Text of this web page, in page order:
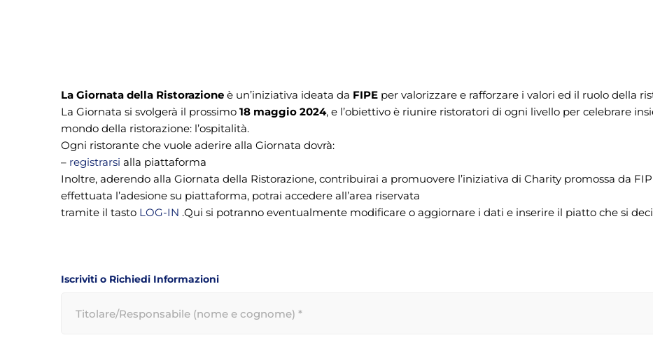
La Giornata della Ristorazione è un’iniziativa ideata da FIPE per valorizzare e rafforzare i valori ed il ruolo della
La Giornata si svolgerà il prossimo 18 maggio 2024, e l’obiettivo è riunire ristoratori di ogni livello per celebrare
mondo della ristorazione: l’ospitalità.
Ogni ristorante che vuole aderire alla Giornata dovrà:
– registrarsi alla piattaforma
Inoltre, aderendo alla Giornata della Ristorazione, contribuirai a promuovere l’iniziativa di Charity promossa da
effettuata l’adesione su piattaforma, potrai accedere all’area riservata
tramite il tasto LOG-IN .Qui si potranno eventualmente modificare o aggiornare i dati e inserire il piatto che si
Iscriviti o Richiedi Informazioni